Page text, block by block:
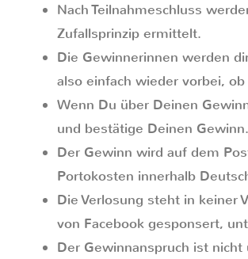
Nach Teilnahmeschluss
Zufallsprinzip ermittelt.
Die Gewinnerinnen werden
also einfach wieder vorbei,
Wenn Du über Deinen
und bestätige Deinen Gewinn.
Der Gewinn wird auf dem
Portokosten innerhalb
Die Verlosung steht in keiner
von Facebook gesponsert,
Der Gewinnanspruch ist nicht